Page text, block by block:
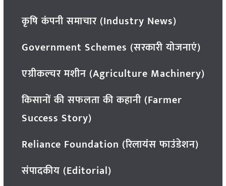
कृषि कंपनी समाचार (Industry News)
Government Schemes (सरकारी योजनाएं)
एग्रीकल्चर मशीन (Agriculture Machinery)
किसानों की सफलता की कहानी (Farmer
Success Story)
Reliance Foundation (रिलायंस फाउंडेशन)
संपादकीय (Editorial)